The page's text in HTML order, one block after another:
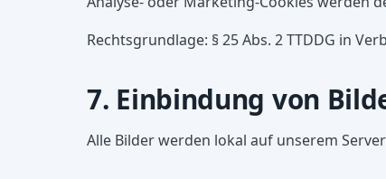
Rechtsgrundlage: § 25 Abs. 2 TTDDG in
7. Einbindung von
Alle Bilder werden lokal auf unserem